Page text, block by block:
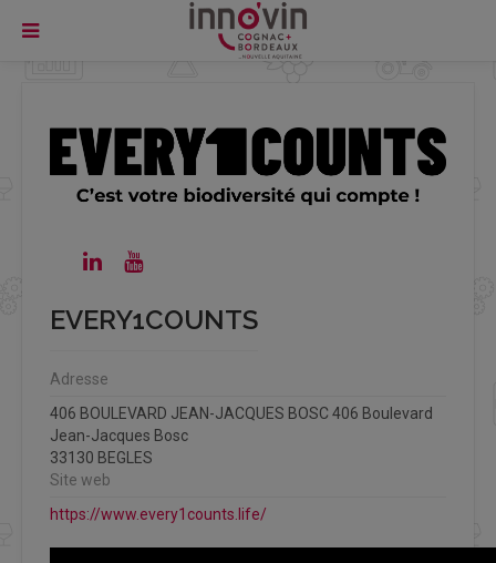
EVERY1COUNTS
Adresse
406 BOULEVARD JEAN-JACQUES BOSC 406 Boulevard
Jean-Jacques Bosc
33130 BEGLES
Site web
https://www.every1counts.life/